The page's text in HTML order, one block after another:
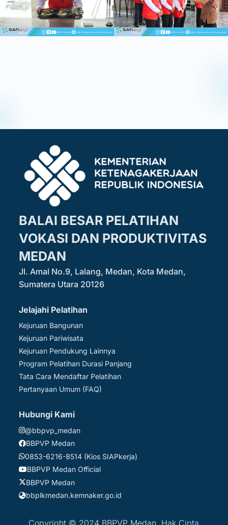
BALAI BESAR PELATIHAN
VOKASI DAN PRODUKTIVITAS
MEDAN
Jl. Amal No.9, Lalang, Medan, Kota Medan,
Sumatera Utara 20126
Jelajahi Pelatihan
Kejuruan Bangunan
Kejuruan Pariwisata
Kejuruan Pendukung Lainnya
Program Pelatihan Durasi Panjang
Tata Cara Mendaftar Pelatihan
Pertanyaan Umum (FAQ)
Hubungi Kami
@bbpvp_medan
BBPVP Medan
0853-6216-8514 (Kios SIAPkerja)
BBPVP Medan Official
BBPVP Medan
bbplkmedan.kemnaker.go.id
Copyright © 2024 BBPVP Medan. Hak Cipta